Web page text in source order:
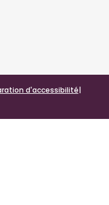
d'accessibilité|